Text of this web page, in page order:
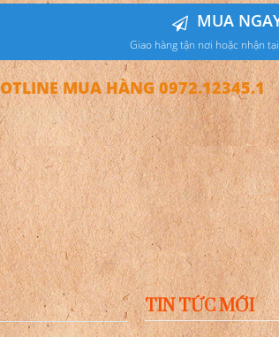
MUA
Giao hàng tận nơi hoặc nhận
MUA HÀNG 0972.12345.1
TIN TỨC MỚI